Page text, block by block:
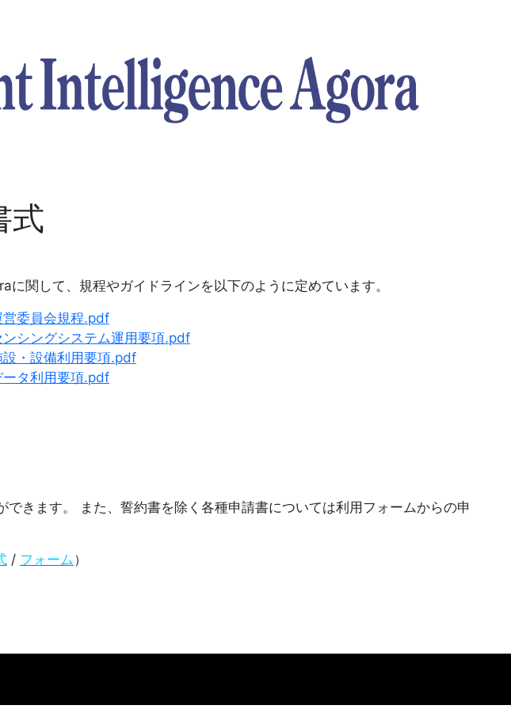
式
関して、規程やガイドラインを以下のように定めています。
委員会規程.pdf
シングシステム運用要項.pdf
・設備利用要項.pdf
タ利用要項.pdf
きます。 また、誓約書を除く各種申請書については利用フォームからの申
/ フォーム）